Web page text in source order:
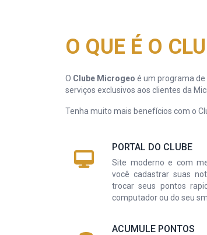
O QUE É O
O Clube Microgeo é um programa
serviços exclusivos aos clientes da
Tenha muito mais benefícios com o
PORTAL DO CLUBE
Site moderno e com
você cadastrar suas
trocar seus pontos
computador ou do seu
ACUMULE PONTOS